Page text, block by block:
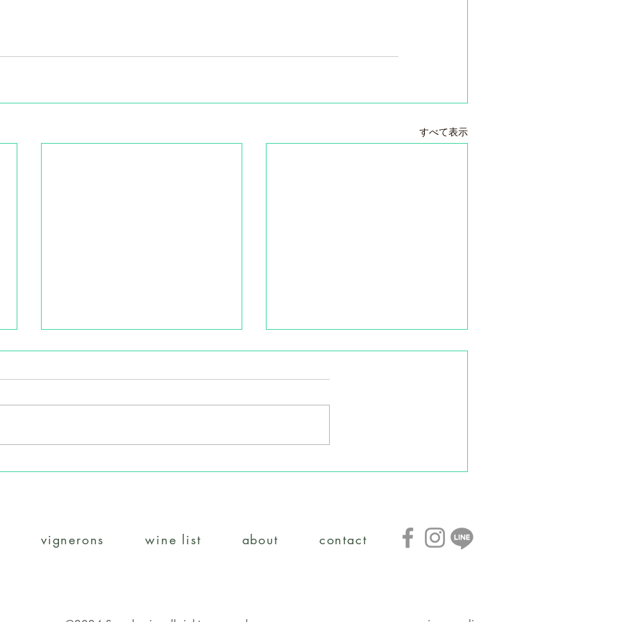
すべて表示
野村ユニソン＆サンフォニ
野村ユニソン＆サンフォニー
vignerons wine list about contact